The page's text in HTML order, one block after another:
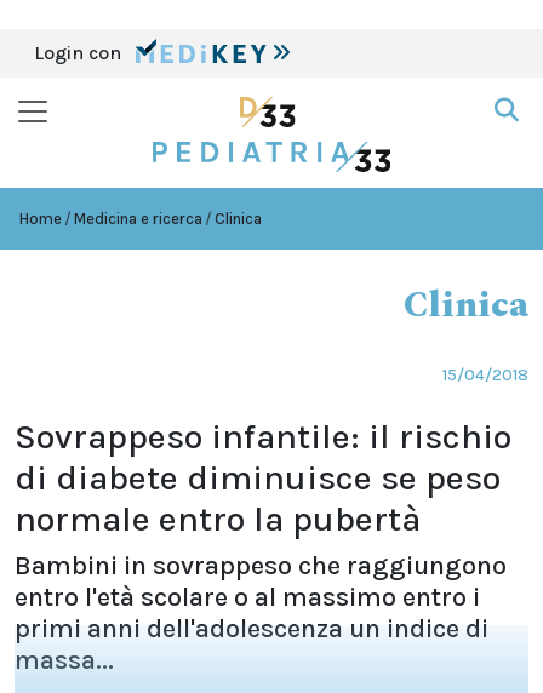
Login con
Home Medicina e ricerca Clinica
Clinica
15/04/2018
Sovrappeso infantile: il rischio
di diabete diminuisce se peso
normale entro la pubertà
Bambini in sovrappeso che raggiungono
entro l'età scolare o al massimo entro i
primi anni dell'adolescenza un indice di
massa...